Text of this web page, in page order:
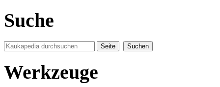
Suche
Werkzeuge